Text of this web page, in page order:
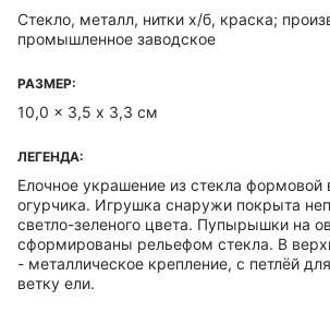
Стекло, металл, нитки х/б, краска;
промышленное заводское
РАЗМЕР:
10,0 x 3,5 х 3,3 см
ЛЕГЕНДА:
Елочное украшение из стекла формовой
огурчика. Игрушка снаружи покрыта
светло-зеленого цвета. Пупырышки на
сформированы рельефом стекла. В
- металлическое крепление, с петлёй
ветку ели.